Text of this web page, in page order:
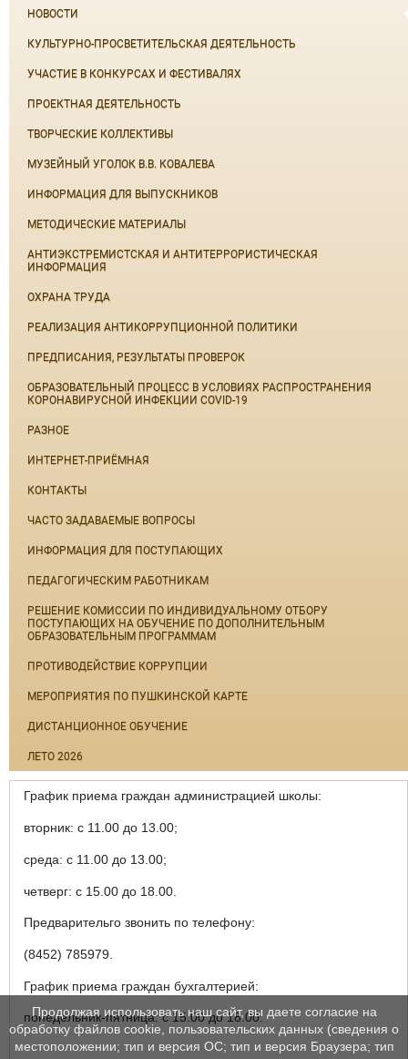
НОВОСТИ
КУЛЬТУРНО-ПРОСВЕТИТЕЛЬСКАЯ ДЕЯТЕЛЬНОСТЬ
УЧАСТИЕ В КОНКУРСАХ И ФЕСТИВАЛЯХ
ПРОЕКТНАЯ ДЕЯТЕЛЬНОСТЬ
ТВОРЧЕСКИЕ КОЛЛЕКТИВЫ
МУЗЕЙНЫЙ УГОЛОК В.В. КОВАЛЕВА
ИНФОРМАЦИЯ ДЛЯ ВЫПУСКНИКОВ
МЕТОДИЧЕСКИЕ МАТЕРИАЛЫ
АНТИЭКСТРЕМИСТСКАЯ И АНТИТЕРРОРИСТИЧЕСКАЯ
ИНФОРМАЦИЯ
ОХРАНА ТРУДА
РЕАЛИЗАЦИЯ АНТИКОРРУПЦИОННОЙ ПОЛИТИКИ
ПРЕДПИСАНИЯ, РЕЗУЛЬТАТЫ ПРОВЕРОК
ОБРАЗОВАТЕЛЬНЫЙ ПРОЦЕСС В УСЛОВИЯХ РАСПРОСТРАНЕНИЯ
КОРОНАВИРУСНОЙ ИНФЕКЦИИ COVID-19
РАЗНОЕ
ИНТЕРНЕТ-ПРИЁМНАЯ
КОНТАКТЫ
ЧАСТО ЗАДАВАЕМЫЕ ВОПРОСЫ
ИНФОРМАЦИЯ ДЛЯ ПОСТУПАЮЩИХ
ПЕДАГОГИЧЕСКИМ РАБОТНИКАМ
РЕШЕНИЕ КОМИССИИ ПО ИНДИВИДУАЛЬНОМУ ОТБОРУ
ПОСТУПАЮЩИХ НА ОБУЧЕНИЕ ПО ДОПОЛНИТЕЛЬНЫМ
ОБРАЗОВАТЕЛЬНЫМ ПРОГРАММАМ
ПРОТИВОДЕЙСТВИЕ КОРРУПЦИИ
МЕРОПРИЯТИЯ ПО ПУШКИНСКОЙ КАРТЕ
ДИСТАНЦИОННОЕ ОБУЧЕНИЕ
ЛЕТО 2026
График приема граждан администрацией школы:
вторник: с 11.00 до 13.00;
среда: с 11.00 до 13.00;
четверг: с 15.00 до 18.00.
Предварительго звонить по телефону:
(8452) 785979.
График приема граждан бухгалтерией:
понедельник-пятница: с 15.00 до 18.00.
Продолжая использовать наш сайт, вы даете согласие на
обработку файлов cookie, пользовательских данных (сведения о
местоположении; тип и версия ОС; тип и версия Браузера; тип